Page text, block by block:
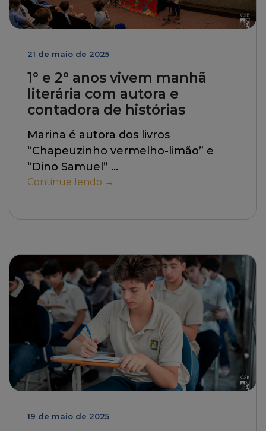
21 de maio de 2025
1º e 2º anos vivem manhã
literária com autora e
contadora de histórias
Marina é autora dos livros
“Chapeuzinho vermelho-limão” e
“Dino Samuel”
Continue lendo →
19 de maio de 2025